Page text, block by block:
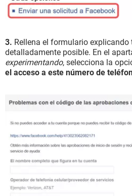
3. Rellena el formulario
detalladamente posible. En el
experimentando, selecciona la
el acceso a este número de